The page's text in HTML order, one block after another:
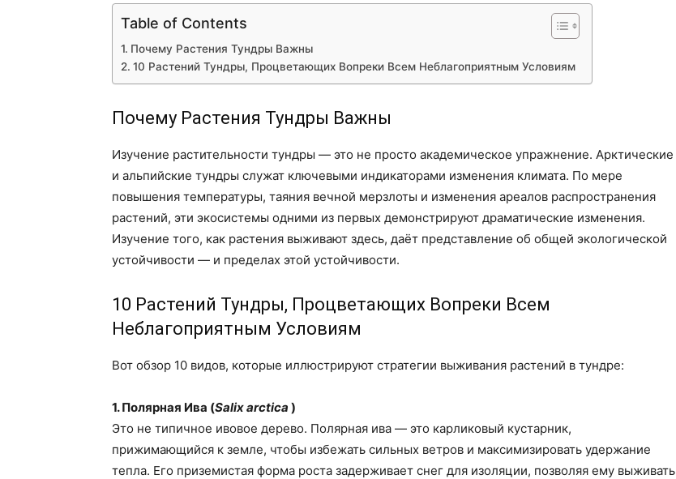
Table of Contents
Почему Растения Тундры Важны
10 Растений Тундры, Процветающих Вопреки Всем Неблагоприятным Условиям
Почему Растения Тундры Важны
Изучение растительности тундры — это не просто академическое упражнение. Арктические
и альпийские тундры служат ключевыми индикаторами изменения климата. По мере
повышения температуры, таяния вечной мерзлоты и изменения ареалов распространения
растений, эти экосистемы одними из первых демонстрируют драматические изменения.
Изучение того, как растения выживают здесь, даёт представление об общей экологической
устойчивости — и пределах этой устойчивости.
10 Растений Тундры, Процветающих Вопреки Всем
Неблагоприятным Условиям
Вот обзор 10 видов, которые иллюстрируют стратегии выживания растений в тундре:
1. Полярная Ива (Salix arctica )
Это не типичное ивовое дерево. Полярная ива — это карликовый кустарник,
прижимающийся к земле, чтобы избежать сильных ветров и максимизировать удержание
тепла. Его приземистая форма роста задерживает снег для изоляции, позволяя ему выживать